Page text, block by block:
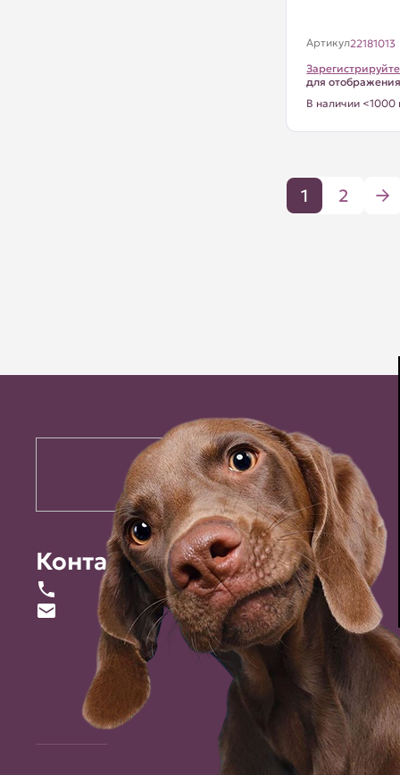
Артикул22181013
для
В наличии <1000
1 2
Контакты